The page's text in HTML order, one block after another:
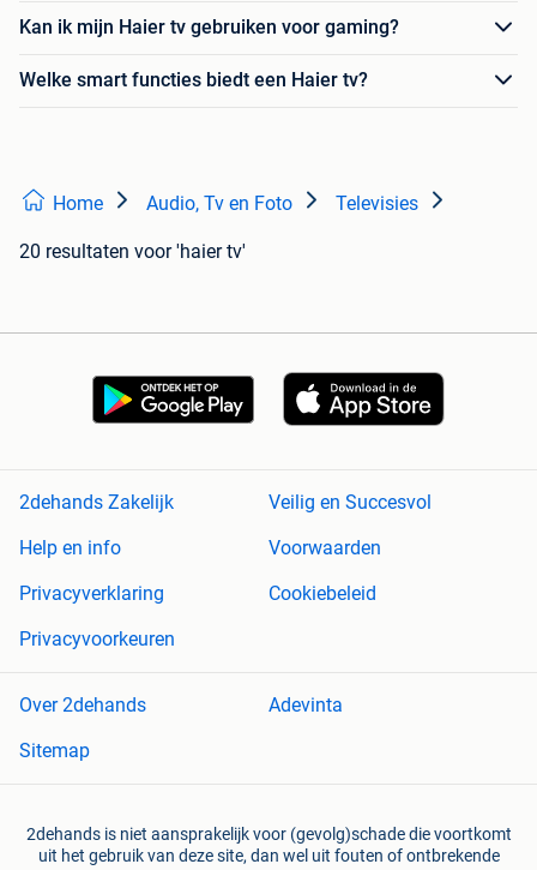
Kan ik mijn Haier tv gebruiken voor gaming?
Welke smart functies biedt een Haier tv?
Home Audio, Tv en Foto Televisies
20 resultaten voor 'haier tv'
2dehands Zakelijk
Veilig en Succesvol
Help en info
Voorwaarden
Privacyverklaring
Cookiebeleid
Privacyvoorkeuren
Over 2dehands
Adevinta
Sitemap
2dehands is niet aansprakelijk voor (gevolg)schade die voortkomt
uit het gebruik van deze site, dan wel uit fouten of ontbrekende